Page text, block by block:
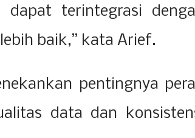
dapat terintegrasi
baik,” kata Arief.
pentingnya
data dan